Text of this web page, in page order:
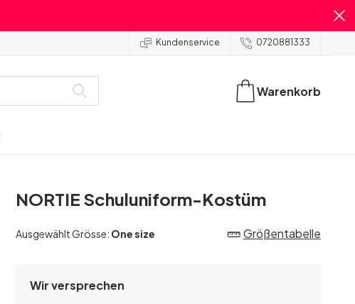
Kundenservice 0720881333
Warenkorb
NORTIE Schuluniform-Kostüm
Ausgewählt Grösse: One size Größentabelle
Wir versprechen